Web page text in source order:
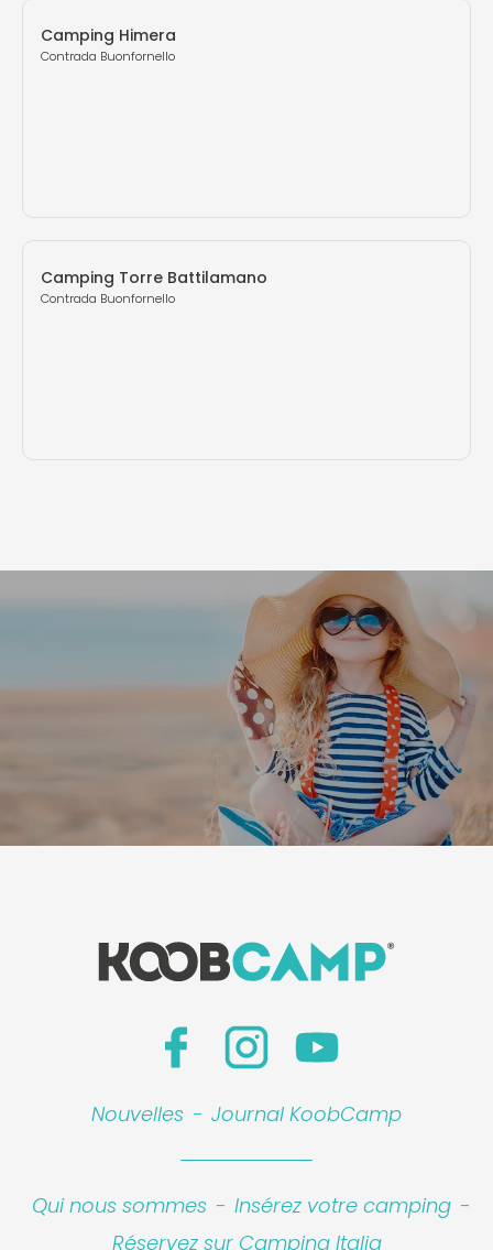
Camping Himera
Contrada Buonfornello
Camping Torre Battilamano
Contrada Buonfornello
Nouvelles - Journal KoobCamp
Qui nous sommes - Insérez votre camping -
Réservez sur Camping Italia